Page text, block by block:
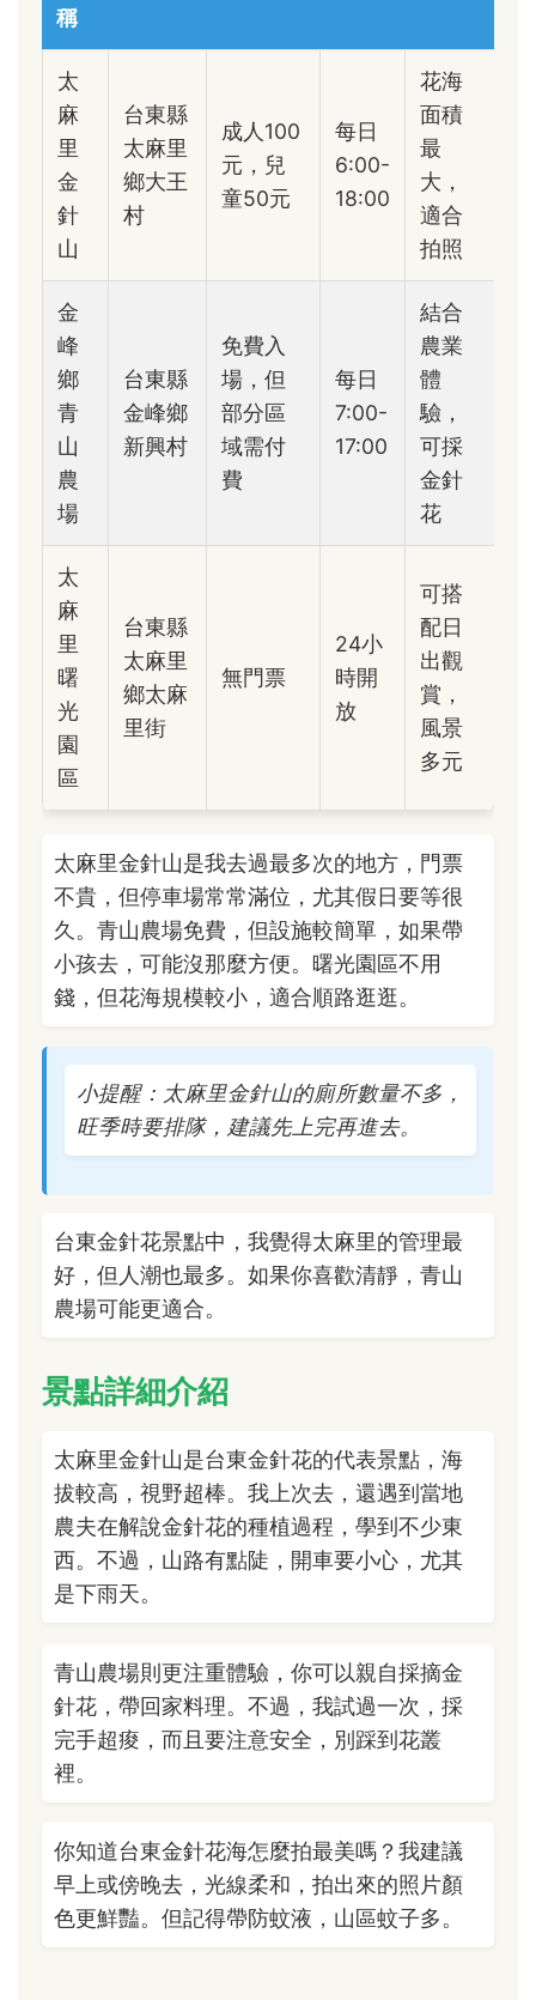
稱
太
麻
里
金
針
山
台東縣
太麻里
鄉大王
村
成人100
元，兒
童50元
每日
6:00-
18:00
花海
面積
最
大，
適合
拍照
金
峰
鄉
青
山
農
場
台東縣
金峰鄉
新興村
免費入
場，但
部分區
域需付
費
每日
7:00-
17:00
結合
農業
體
驗，
可採
金針
花
太
麻
里
曙
光
園
區
台東縣
太麻里
鄉太麻
里街
無門票
24小
時開
放
可搭
配日
出觀
賞，
風景
多元
太麻里金針山是我去過最多次的地方，門票
不貴，但停車場常常滿位，尤其假日要等很
久。青山農場免費，但設施較簡單，如果帶
小孩去，可能沒那麼方便。曙光園區不用
錢，但花海規模較小，適合順路逛逛。
小提醒：太麻里金針山的廁所數量不多，
旺季時要排隊，建議先上完再進去。
台東金針花景點中，我覺得太麻里的管理最
好，但人潮也最多。如果你喜歡清靜，青山
農場可能更適合。
景點詳細介紹
太麻里金針山是台東金針花的代表景點，海
拔較高，視野超棒。我上次去，還遇到當地
農夫在解說金針花的種植過程，學到不少東
西。不過，山路有點陡，開車要小心，尤其
是下雨天。
青山農場則更注重體驗，你可以親自採摘金
針花，帶回家料理。不過，我試過一次，採
完手超痠，而且要注意安全，別踩到花叢
裡。
你知道台東金針花海怎麼拍最美嗎？我建議
早上或傍晚去，光線柔和，拍出來的照片顏
色更鮮豔。但記得帶防蚊液，山區蚊子多。